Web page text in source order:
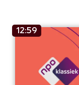
12:59